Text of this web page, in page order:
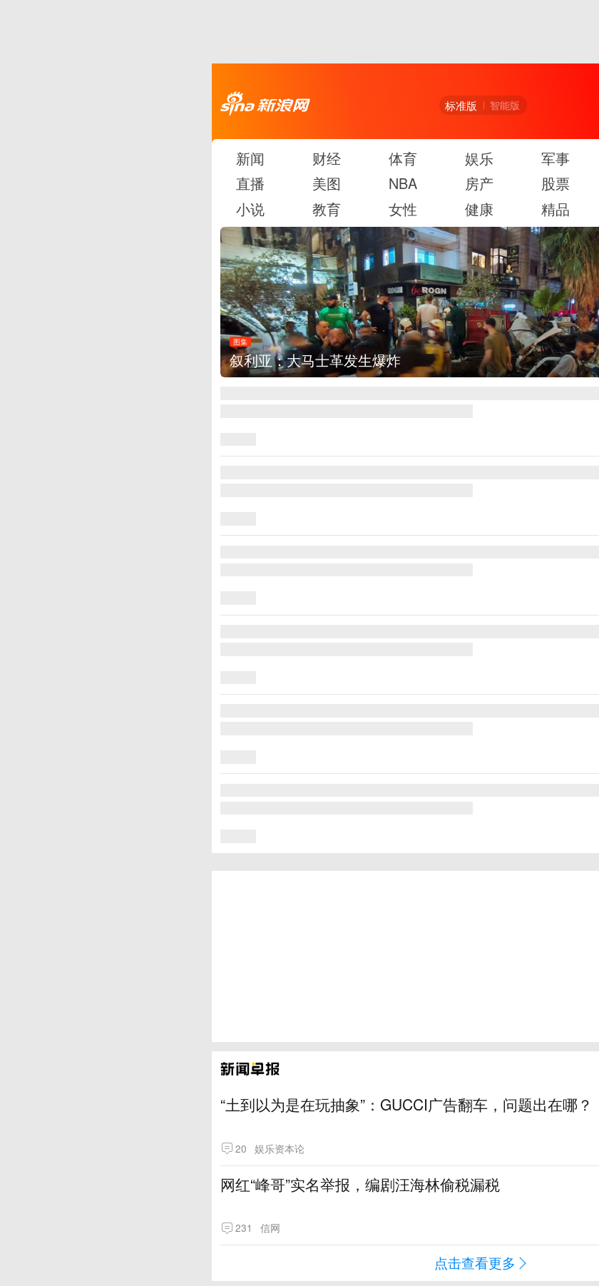
标准版 智能版
新闻 财经 体育 娱乐 军事
直播
美图 NBA 房产 股票
小说
教育 女性 健康 精品
图集
云南弥勒：欢庆火把节
“土到以为是在玩抽象”：GUCCI广告翻车，问题出在哪？
20 娱乐资本论
网红“峰哥”实名举报，编剧汪海林偷税漏税
231 信网
点击查看更多